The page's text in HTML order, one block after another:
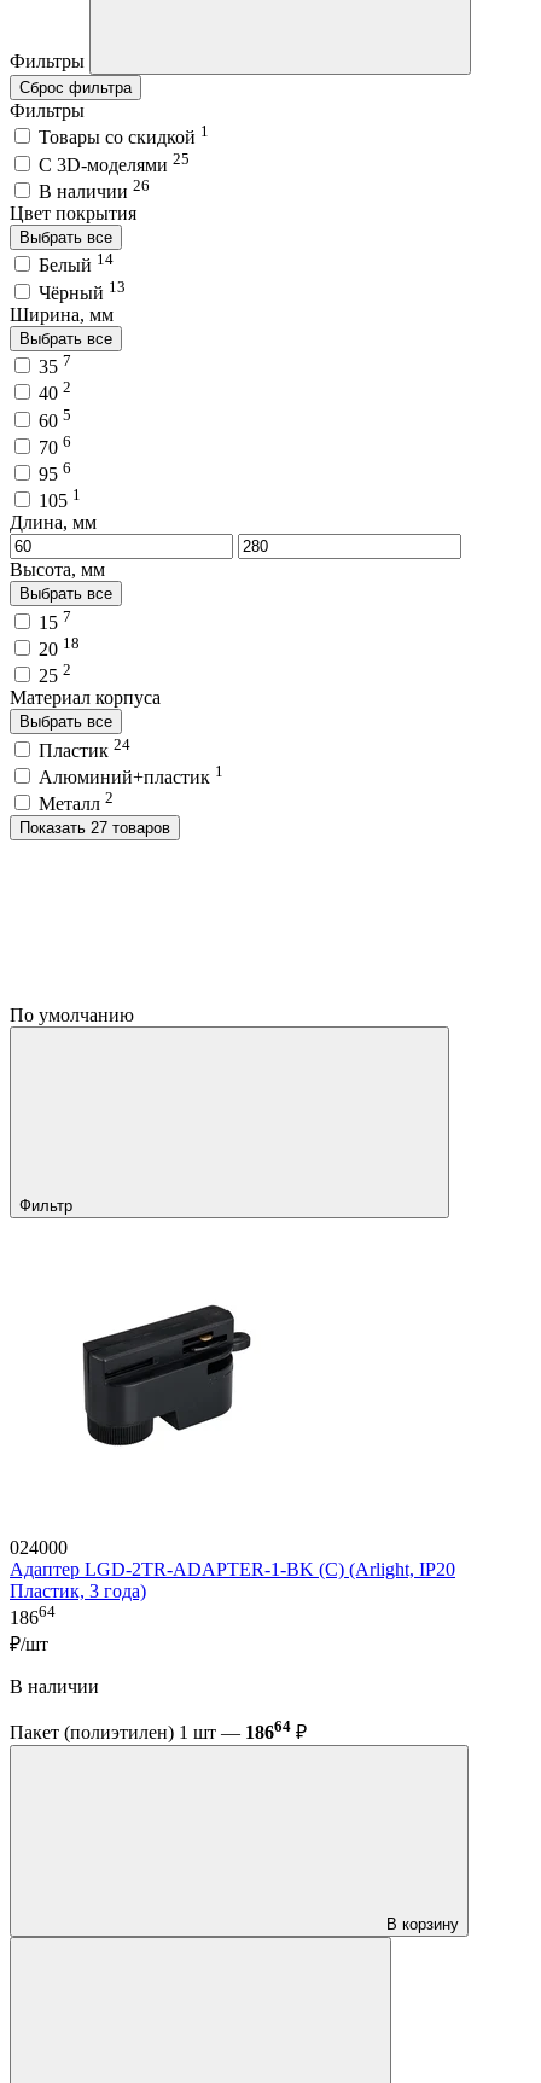
Фильтры
Сброс фильтра
Фильтры
Товары со скидкой 1
C 3D-моделями 25
В наличии 26
Цвет покрытия
Выбрать все
Белый 14
Чёрный 13
Ширина, мм
Выбрать все
35 7
40 2
60 5
70 6
95 6
105 1
Длина, мм
Высота, мм
Выбрать все
15 7
20 18
25 2
Материал корпуса
Выбрать все
Пластик 24
Алюминий+пластик 1
Металл 2
Показать 27 товаров
По умолчанию
Фильтр
024000
Адаптер LGD-2TR-ADAPTER-1-BK (C) (Arlight, IP20
Пластик, 3 года)
18664
₽/шт
В наличии
Пакет (полиэтилен) 1 шт — 18664 ₽
В корзину